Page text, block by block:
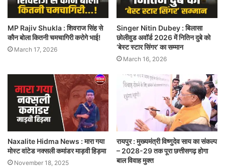
MP Rajiv Shukla : शिवराज सिंह से
कौन बोला कितनी चमचागिरी करोगे भाई!
March 17, 2026
Singer Nitin Dubey : बिलासा
छोलीवुड अवॉर्ड 2026 में नितिन दुबे को
‘बेस्ट स्टार सिंगर’ का सम्मान
March 16, 2026
Naxalite Hidma News : मारा गया
मोस्ट वांटेड नक्सली कमांडर माड़वी हिड़मा
November 18, 2025
रायपुर : मुख्यमंत्री विष्णुदेव साय का संकल्प
– 2028-29 तक पूरा छत्तीसगढ़ होगा
बाल विवाह मुक्त